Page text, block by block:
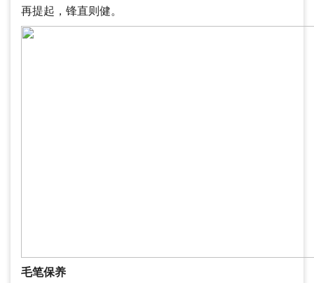
再提起，锋直则健。
毛笔保养